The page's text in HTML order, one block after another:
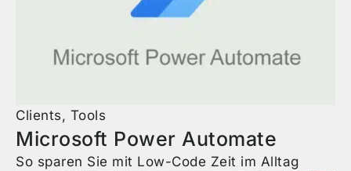
Clients, Tools
Microsoft Power Automate
So sparen Sie mit Low-Code Zeit im Alltag